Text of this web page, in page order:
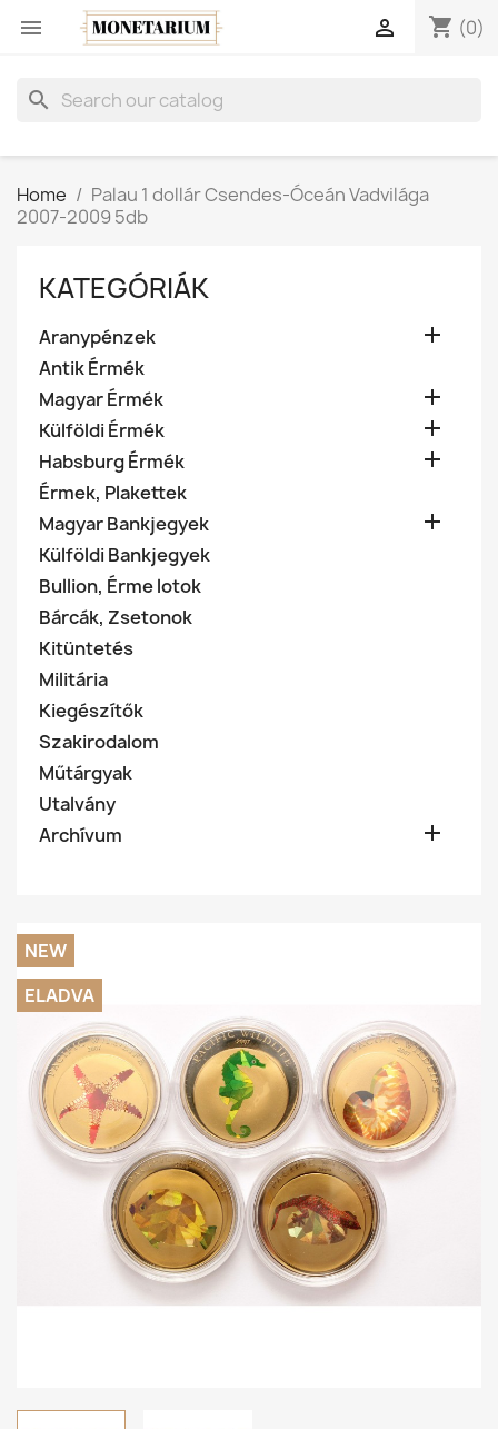
 shopping_cart (0)

search
Home
Palau 1 dollár Csendes-Óceán Vadvilága
2007-2009 5db
KATEGÓRIÁK
Aranypénzek 
Antik Érmék
Magyar Érmék

Külföldi Érmék 
Habsburg Érmék 
Érmek, Plakettek
Magyar Bankjegyek

Külföldi Bankjegyek
Bullion, Érme lotok
Bárcák, Zsetonok
Kitüntetés
Militária
Kiegészítők
Szakirodalom
Műtárgyak
Utalvány
Archívum

NEW
ELADVA